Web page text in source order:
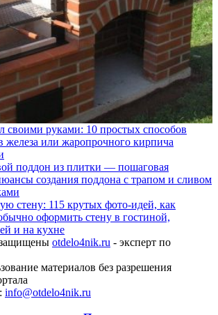
своими руками: 10 простых способов
железа или жаропрочного кирпича
поддон из плитки — пошаговая
создания поддона с трапом и сливом
стену: 115 крутых фото-идей, как
оформить стену в гостиной,
и на кухне
otdelo4nik.ru - эксперт по
материалов без разрешения
info@otdelo4nik.ru